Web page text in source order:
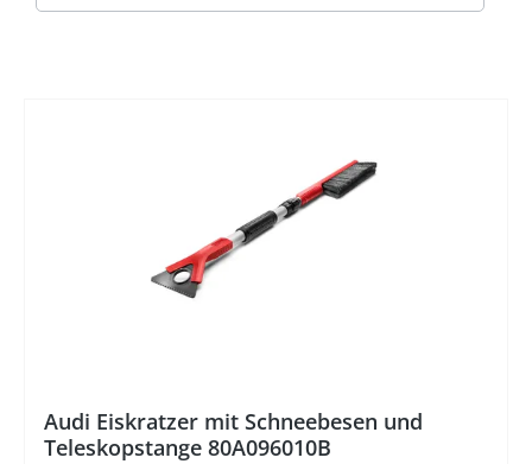
Audi Eiskratzer mit Schneebesen und
Teleskopstange 80A096010B